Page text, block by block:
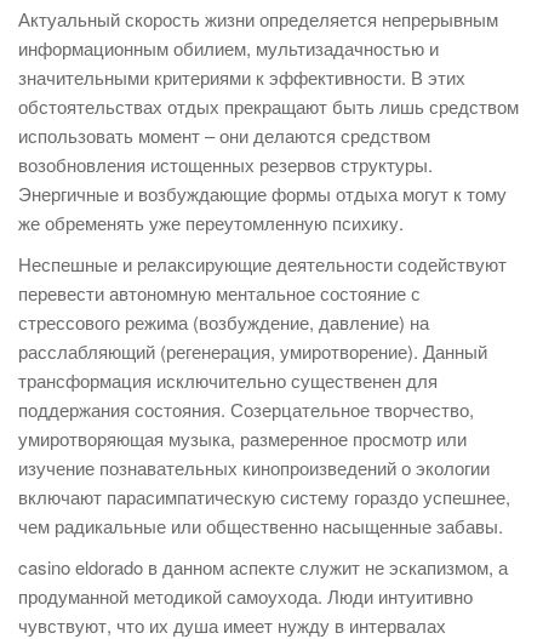
Актуальный скорость жизни определяется непрерывным
информационным обилием, мультизадачностью и
значительными критериями к эффективности. В этих
обстоятельствах отдых прекращают быть лишь средством
использовать момент – они делаются средством
возобновления истощенных резервов структуры.
Энергичные и возбуждающие формы отдыха могут к тому
же обременять уже переутомленную психику.
Неспешные и релаксирующие деятельности содействуют
перевести автономную ментальное состояние с
стрессового режима (возбуждение, давление) на
расслабляющий (регенерация, умиротворение). Данный
трансформация исключительно существенен для
поддержания состояния. Созерцательное творчество,
умиротворяющая музыка, размеренное просмотр или
изучение познавательных кинопроизведений о экологии
включают парасимпатическую систему гораздо успешнее,
чем радикальные или общественно насыщенные забавы.
casino eldorado в данном аспекте служит не эскапизмом, а
продуманной методикой самоухода. Люди интуитивно
чувствуют, что их душа имеет нужду в интервалах